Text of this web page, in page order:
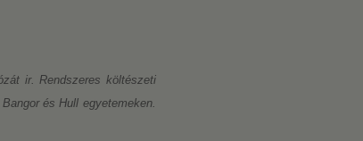
ir. Rendszeres költészeti
és Hull egyetemeken.